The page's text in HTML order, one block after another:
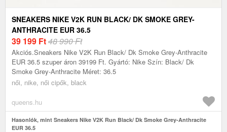
SNEAKERS NIKE V2K RUN BLACK/ DK SMOKE GREY-
ANTHRACITE EUR 36.5
39 199 Ft48 990 Ft
Akciós.Sneakers Nike V2K Run Black/ Dk Smoke Grey-Anthracite
EUR 36.5 szuper áron 39199 Ft. Gyártó: Nike Szín: Black/ Dk
Smoke Grey-Anthracite Méret: 36.5
női, nike, női cipők, black
queens.hu
Hasonlók, mint Sneakers Nike V2K Run Black/ Dk Smoke Grey-Anthracite
EUR 36.5